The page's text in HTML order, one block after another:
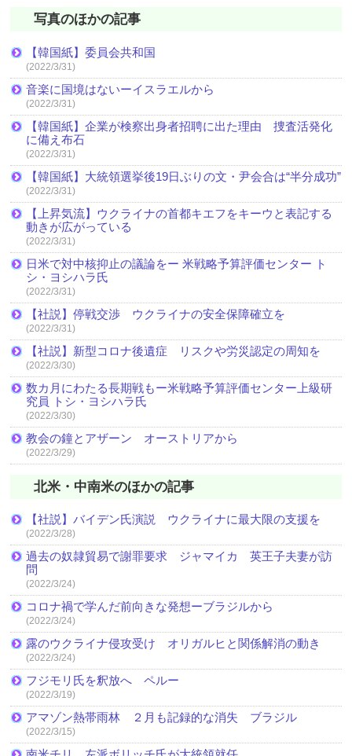
写真のほかの記事
【韓国紙】委員会共和国
(2022/3/31)
音楽に国境はないーイスラエルから
(2022/3/31)
【韓国紙】企業が検察出身者招聘に出た理由 捜査活発化
に備え布石
(2022/3/31)
【韓国紙】大統領選挙後19日ぶりの文・尹会合は“半分成功”
(2022/3/31)
【上昇気流】ウクライナの首都キエフをキーウと表記する
動きが広がっている
(2022/3/31)
日米で対中核抑止の議論をー 米戦略予算評価センター ト
シ・ヨシハラ氏
(2022/3/31)
【社説】停戦交渉 ウクライナの安全保障確立を
(2022/3/31)
【社説】新型コロナ後遺症 リスクや労災認定の周知を
(2022/3/30)
数カ月にわたる長期戦もー米戦略予算評価センター上級研
究員 トシ・ヨシハラ氏
(2022/3/30)
教会の鐘とアザーン オーストリアから
(2022/3/29)
北米・中南米のほかの記事
【社説】バイデン氏演説 ウクライナに最大限の支援を
(2022/3/28)
過去の奴隷貿易で謝罪要求 ジャマイカ 英王子夫妻が訪
問
(2022/3/24)
コロナ禍で学んだ前向きな発想ーブラジルから
(2022/3/24)
露のウクライナ侵攻受け オリガルヒと関係解消の動き
(2022/3/24)
フジモリ氏を釈放へ ペルー
(2022/3/19)
アマゾン熱帯雨林 ２月も記録的な消失 ブラジル
(2022/3/15)